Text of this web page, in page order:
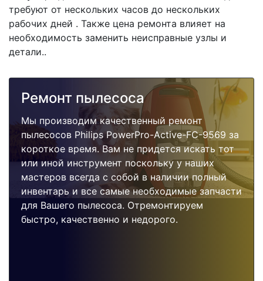
требуют от нескольких часов до нескольких
рабочих дней . Также цена ремонта влияет на
необходимость заменить неисправные узлы и
детали..
Ремонт пылесоса
Мы производим качественный ремонт
пылесосов Philips PowerPro-Active-FC-9569 за
короткое время. Вам не придется искать тот
или иной инструмент поскольку у наших
мастеров всегда с собой в наличии полный
инвентарь и все самые необходимые запчасти
для Вашего пылесоса. Отремонтируем
быстро, качественно и недорого.